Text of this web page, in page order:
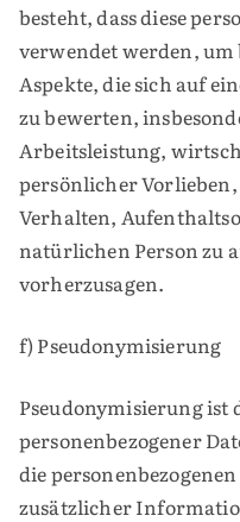
besteht, dass diese
verwendet werden,
Aspekte, die sich auf
zu bewerten,
Arbeitsleistung,
persönlicher
Verhalten,
natürlichen Person zu
vorherzusagen.
f) Pseudonymisierung
Pseudonymisierung ist
personenbezogener
die
zusätzlicher